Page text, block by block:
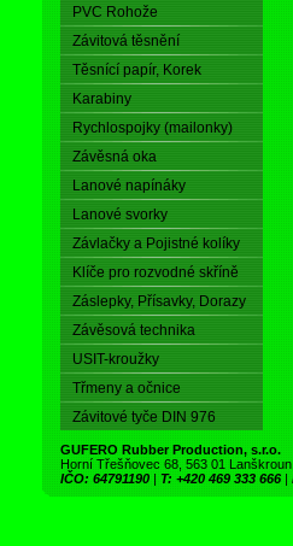
PVC Rohože
Závitová těsnění
Těsnící papír, Korek
Karabiny
Rychlospojky (mailonky)
Závěsná oka
Lanové napínáky
Lanové svorky
Závlačky a Pojistné kolíky
Klíče pro rozvodné skříně
Záslepky, Přísavky, Dorazy
Závěsová technika
USIT-kroužky
Třmeny a očnice
Závitové tyče DIN 976
GUFERO Rubber Production, s.r.o.
Horní Třešňovec 68, 563 01
IČO: 64791190 | T: +420 469 333 666 |